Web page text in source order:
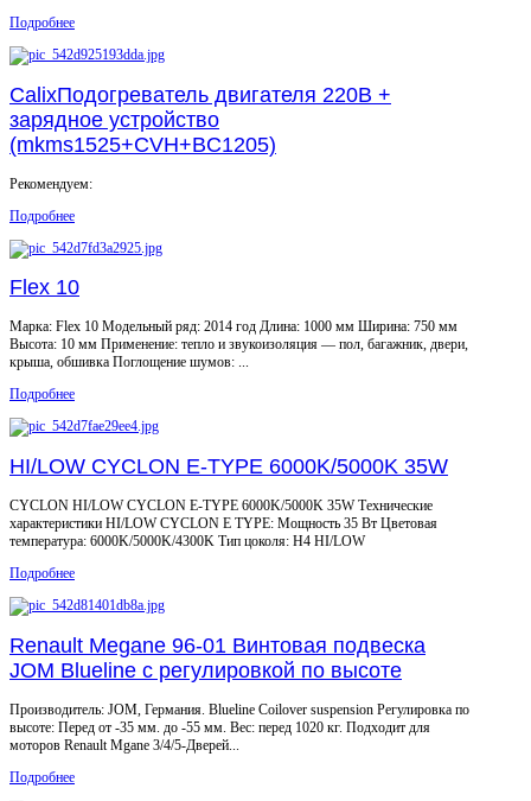
Подробнее
CalixПодогреватель двигателя 220В +
зарядное устройство
(mkms1525+CVH+BC1205)
Рекомендуем:
Подробнее
Flex 10
Марка: Flex 10 Модельный ряд: 2014 год Длина: 1000 мм Ширина: 750 мм
Высота: 10 мм Применение: тепло и звукоизоляция — пол, багажник, двери,
крыша, обшивка Поглощение шумов: ...
Подробнее
HI/LOW CYCLON E-TYPE 6000K/5000K 35W
CYCLON HI/LOW CYCLON E-TYPE 6000K/5000K 35W Технические
характеристики HI/LOW CYCLON E TYPE: Мощность 35 Вт Цветовая
температура: 6000K/5000K/4300K Тип цоколя: H4 HI/LOW
Подробнее
Renault Megane 96-01 Винтовая подвеска
JOM Blueline c регулировкой по высоте
Производитель: JOM, Германия. Blueline Coilover suspension Регулировка по
высоте: Перед от -35 мм. до -55 мм. Вес: перед 1020 кг. Подходит для
моторов Renault Mgane 3/4/5-Дверей...
Подробнее